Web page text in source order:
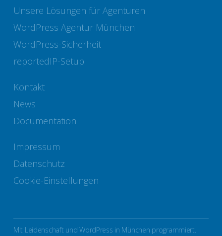
Unsere Lösungen für Agenturen
WordPress Agentur München
WordPress-Sicherheit
reportedIP-Setup
Kontakt
News
Documentation
Impressum
Datenschutz
Cookie-Einstellungen
Mit Leidenschaft und WordPress in München programmiert.